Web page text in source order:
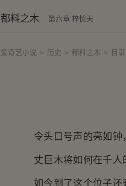
都料之木 第六章 梓忧天
爱奇艺小说 > 历史 > 都料之木 > 目录
令头口号声的亮如
丈巨木将如何在千
如今到了这个位子还